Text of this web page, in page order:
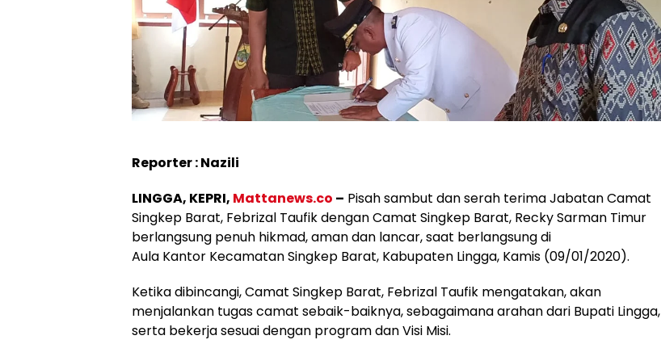
Reporter : Nazili
LINGGA, KEPRI, Mattanews.co – Pisah sambut dan serah terima Jabatan Camat
Singkep Barat, Febrizal Taufik dengan Camat Singkep Barat, Recky Sarman Timur
berlangsung penuh hikmad, aman dan lancar, saat berlangsung di
Aula Kantor Kecamatan Singkep Barat, Kabupaten Lingga, Kamis (09/01/2020).
Ketika dibincangi, Camat Singkep Barat, Febrizal Taufik mengatakan, akan
menjalankan tugas camat sebaik-baiknya, sebagaimana arahan dari Bupati Lingga,
serta bekerja sesuai dengan program dan Visi Misi.